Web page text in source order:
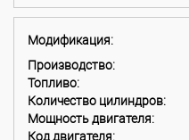
Модификация:
Производство:
Топливо:
Количество цилиндров:
Мощность двигателя:
Код двигателя: